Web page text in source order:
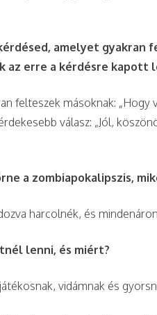
amelyet gyakran
az erre a kérdésre kapott
felteszek másoknak: „Hogy
válasz: „Jól,
a zombiapokalipszis,
harcolnék, és
lenni, és miért?
vidámnak és